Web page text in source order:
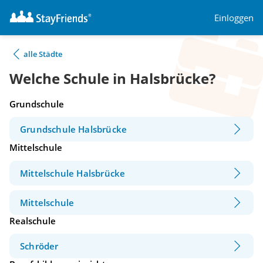
Einloggen
alle Städte
Welche Schule in Halsbrücke?
Grundschule
Grundschule Halsbrücke
Mittelschule
Mittelschule Halsbrücke
Mittelschule
Realschule
Schröder